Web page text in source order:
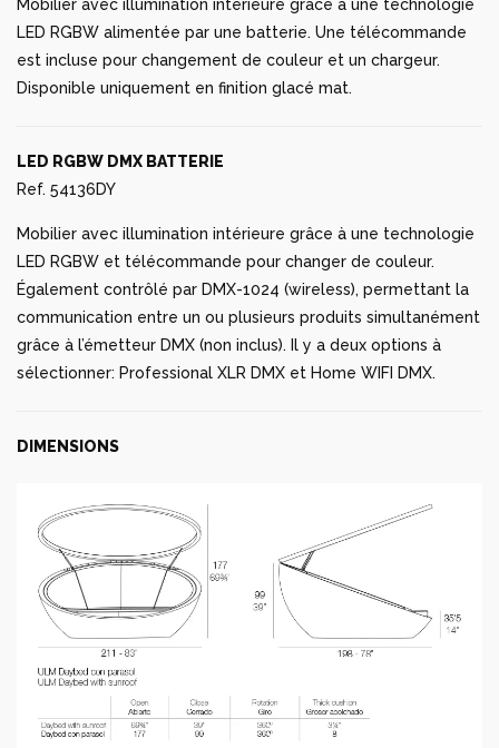
Mobilier avec illumination intérieure grâce à une technologie
LED RGBW alimentée par une batterie. Une télécommande
est incluse pour changement de couleur et un chargeur.
Disponible uniquement en finition glacé mat.
LED RGBW DMX BATTERIE
Ref. 54136DY
Mobilier avec illumination intérieure grâce à une technologie
LED RGBW et télécommande pour changer de couleur.
Également contrôlé par DMX-1024 (wireless), permettant la
communication entre un ou plusieurs produits simultanément
grâce à l’émetteur DMX (non inclus). Il y a deux options à
sélectionner: Professional XLR DMX et Home WIFI DMX.
DIMENSIONS